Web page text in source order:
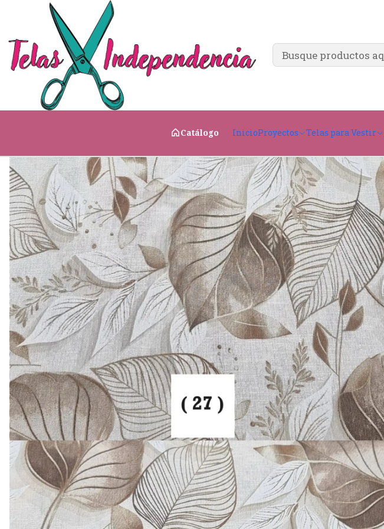
Catálogo InicioProyectos Telas para Vestir
Telas para el Hogar